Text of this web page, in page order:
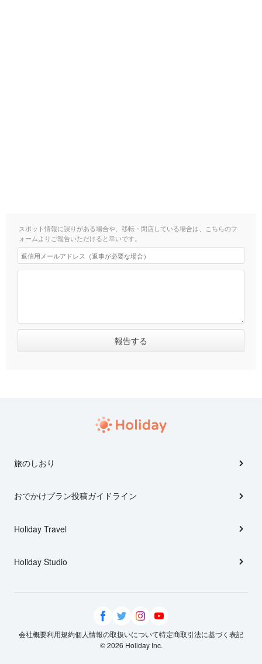
スポット情報に誤りがある場合や、移転・閉店している場合は、こちらのフ
ォームよりご報告いただけると幸いです。
旅のしおり
おでかけプラン投稿ガイドライン
Holiday Travel
Holiday Studio
会社概要利用規約個人情報の取扱いについて特定商取引法に基づく表記
© 2026 Holiday Inc.